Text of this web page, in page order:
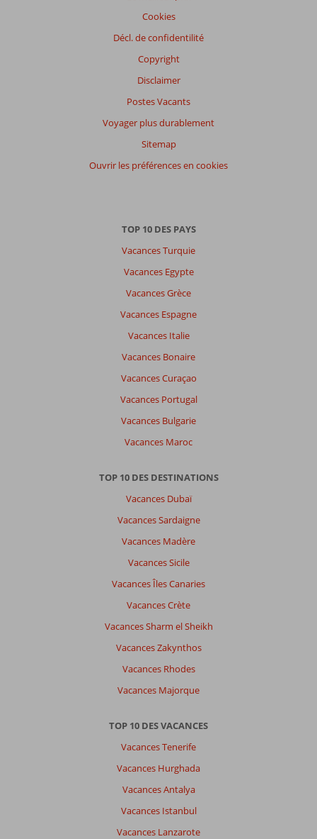
Cookies
Décl. de confidentilité
Copyright
Disclaimer
Postes Vacants
Voyager plus durablement
Sitemap
Ouvrir les préférences en cookies
TOP 10 DES PAYS
Vacances Turquie
Vacances Egypte
Vacances Grèce
Vacances Espagne
Vacances Italie
Vacances Bonaire
Vacances Curaçao
Vacances Portugal
Vacances Bulgarie
Vacances Maroc
TOP 10 DES DESTINATIONS
Vacances Dubaï
Vacances Sardaigne
Vacances Madère
Vacances Sicile
Vacances Îles Canaries
Vacances Crète
Vacances Sharm el Sheikh
Vacances Zakynthos
Vacances Rhodes
Vacances Majorque
TOP 10 DES VACANCES
Vacances Tenerife
Vacances Hurghada
Vacances Antalya
Vacances Istanbul
Vacances Lanzarote